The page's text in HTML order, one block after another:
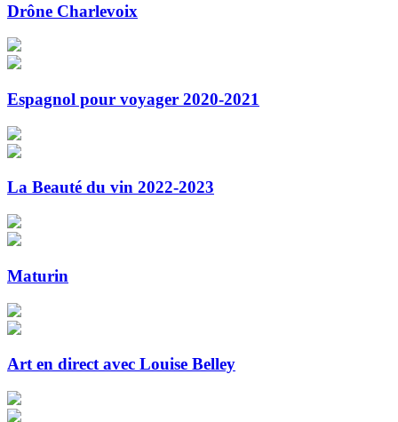
Drône Charlevoix
Espagnol pour voyager 2020-2021
La Beauté du vin 2022-2023
Maturin
Art en direct avec Louise Belley